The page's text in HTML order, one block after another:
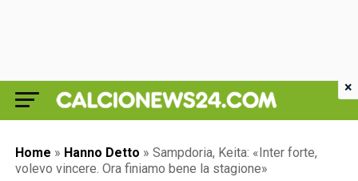
Home » Hanno Detto » Sampdoria, Keita: «Inter forte,
volevo vincere. Ora finiamo bene la stagione»
×